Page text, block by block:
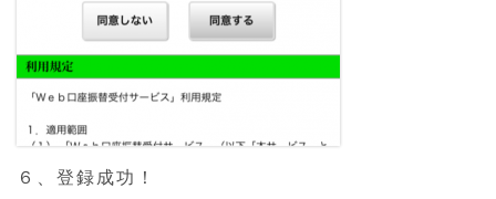
６、登録成功！